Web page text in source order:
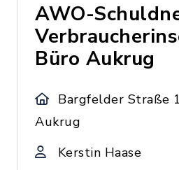
AWO-
Büro Aukrug
Bargfelder Straße
Aukrug
Kerstin Haase